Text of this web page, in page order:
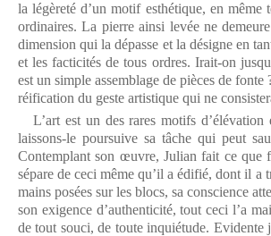
la légèreté d’un motif esthétique, en même
ordinaires. La pierre ainsi levée ne
dimension qui la dépasse et la désigne en
et les facticités de tous ordres. Irait-on
est un simple assemblage de pièces de
réification du geste artistique qui ne
L’art est un des rares motifs d’élévation
laissons-le poursuive sa tâche qui peut
Contemplant son œuvre, Julian fait ce que
sépare de ceci même qu’il a édifié, dont il a
mains posées sur les blocs, sa conscience
son exigence d’authenticité, tout ceci l’a
de tout souci, de toute inquiétude. Evidente